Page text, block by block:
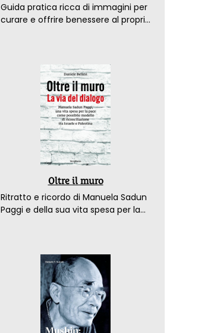
Guida pratica ricca di immagini per
curare e offrire benessere al proprio
Oltre il muro
Ritratto e ricordo di Manuela Sadun
Paggi e della sua vita spesa per la